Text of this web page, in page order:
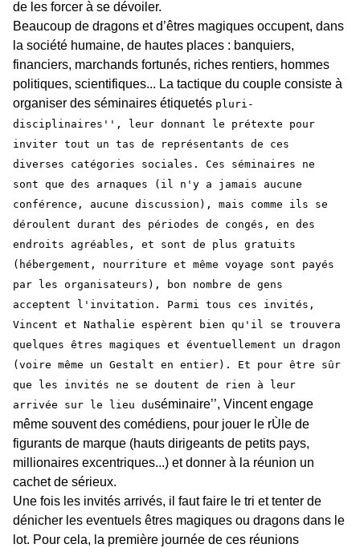
de les forcer à se dévoiler.
Beaucoup de dragons et d’êtres magiques occupent, dans
la société humaine, de hautes places : banquiers,
financiers, marchands fortunés, riches rentiers, hommes
politiques, scientifiques... La tactique du couple consiste à
organiser des séminaires étiquetés pluri-
disciplinaires'', leur donnant le prétexte pour
inviter tout un tas de représentants de ces
diverses catégories sociales. Ces séminaires ne
sont que des arnaques (il n'y a jamais aucune
conférence, aucune discussion), mais comme ils se
déroulent durant des périodes de congés, en des
endroits agréables, et sont de plus gratuits
(hébergement, nourriture et même voyage sont payés
par les organisateurs), bon nombre de gens
acceptent l'invitation. Parmi tous ces invités,
Vincent et Nathalie espèrent bien qu'il se trouvera
quelques êtres magiques et éventuellement un dragon
(voire même un Gestalt en entier). Et pour être sûr
que les invités ne se doutent de rien à leur
arrivée sur le lieu duséminaire’’, Vincent engage
même souvent des comédiens, pour jouer le rÙle de
figurants de marque (hauts dirigeants de petits pays,
millionaires excentriques...) et donner à la réunion un
cachet de sérieux.
Une fois les invités arrivés, il faut faire le tri et tenter de
dénicher les eventuels êtres magiques ou dragons dans le
lot. Pour cela, la première journée de ces réunions